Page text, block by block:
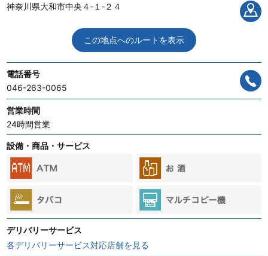
神奈川県大和市中央４‐１‐２４
この地点へのルートを表示
電話番号
046-263-0065
営業時間
24時間営業
設備・商品・サービス
デリバリーサービス
各デリバリーサービス対応店舗を見る